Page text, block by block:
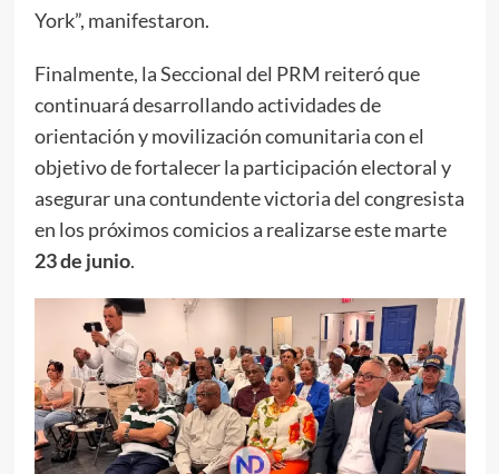
York”, manifestaron.
Finalmente, la Seccional del PRM reiteró que
continuará desarrollando actividades de
orientación y movilización comunitaria con el
objetivo de fortalecer la participación electoral y
asegurar una contundente victoria del congresista
en los próximos comicios a realizarse este marte
23 de junio.